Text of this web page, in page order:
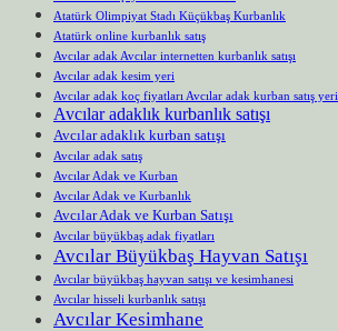
Atatürk Olimpiyat Stadı Küçükbaş Kurbanlık
Atatürk online kurbanlık satış
Avcılar adak Avcılar internetten kurbanlık satışı
Avcılar adak kesim yeri
Avcılar adak koç fiyatları Avcılar adak kurban satış yeri
Avcılar adaklık kurbanlık satışı
Avcılar adaklık kurban satışı
Avcılar adak satış
Avcılar Adak ve Kurban
Avcılar Adak ve Kurbanlık
Avcılar Adak ve Kurban Satışı
Avcılar büyükbaş adak fiyatları
Avcılar Büyükbaş Hayvan Satışı
Avcılar büyükbaş hayvan satışı ve kesimhanesi
Avcılar hisseli kurbanlık satışı
Avcılar Kesimhane